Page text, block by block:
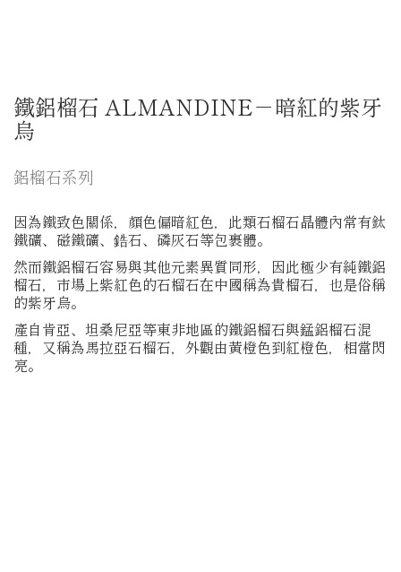
鐵鋁榴石 ALMANDINE－暗紅的紫牙
烏
鋁榴石系列
因為鐵致色關係，顏色偏暗紅色，此類石榴石晶體內常有鈦
鐵礦、磁鐵礦、鋯石、磷灰石等包裹體。
然而鐵鋁榴石容易與其他元素異質同形，因此極少有純鐵鋁
榴石，市場上紫紅色的石榴石在中國稱為貴榴石，也是俗稱
的紫牙烏。
產自肯亞、坦桑尼亞等東非地區的鐵鋁榴石與錳鋁榴石混
種，又稱為馬拉亞石榴石，外觀由黃橙色到紅橙色，相當閃
亮。